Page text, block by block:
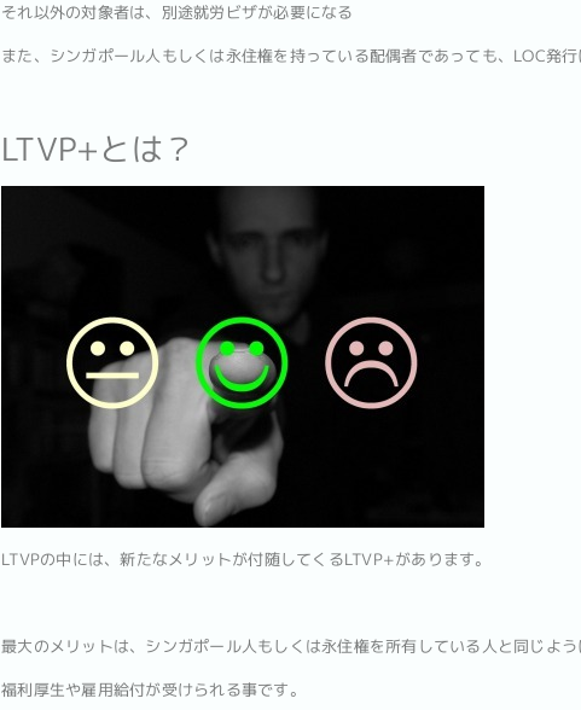
それ以外の対象者は、別途就労ビザが必要になる
また、シンガポール人もしくは永住権を持っている配偶者であっても、LOC発
LTVP+とは？
LTVPの中には、新たなメリットが付随してくるLTVP+があります。
最大のメリットは、シンガポール人もしくは永住権を所有している人と同じよう
福利厚生や雇用給付が受けられる事です。